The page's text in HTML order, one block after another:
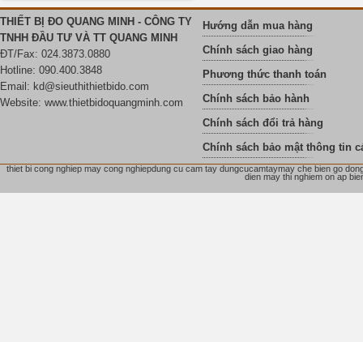
THIẾT BỊ ĐO QUANG MINH - CÔNG TY
TNHH ĐẦU TƯ VÀ TT QUANG MINH
ĐT/Fax: 024.3873.0880
Hotline: 090.400.3848
Email: kd@sieuthithietbido.com
Website: www.thietbidoquangminh.com
Hướng dẫn mua hàng
Chính sách giao hàng
Phương thức thanh toán
Chính sách bảo hành
Chính sách đổi trả hàng
Chính sách bảo mật thông tin
thiet bi cong nghiep may cong nghiepdung cu cam tay dungcucamtaymay che bien go
dien may thi nghiem on ap